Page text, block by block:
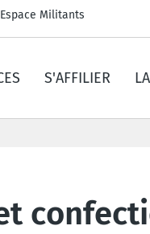
Espace Militants
S'AFFILIER